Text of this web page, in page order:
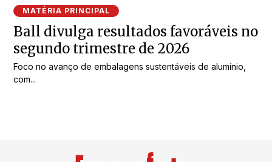
MATÉRIA PRINCIPAL
Ball divulga resultados favoráveis no
segundo trimestre de 2026
Foco no avanço de embalagens sustentáveis de alumínio,
com...